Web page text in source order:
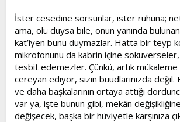
İster cesedine sorsunlar, ister ruhuna;
ama, ölü duysa bile, onun yanında
kat’iyen bunu duymazlar. Hatta bir teyp
mikrofonunu da kabrin içine
tesbit edemezler. Çünkü, artık
cereyan ediyor, sizin buudlarınızda değil.
ve daha başkalarının ortaya attığı
var ya, işte bunun gibi, mekân
değişecek, başka bir hüviyetle karşınıza